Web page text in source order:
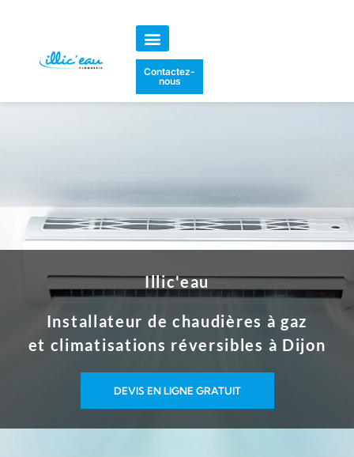
Contactez-
nous
Illic'eau
Installateur de chaudières à gaz
et climatisations réversibles à Dijon
DEVIS EN LIGNE GRATUIT